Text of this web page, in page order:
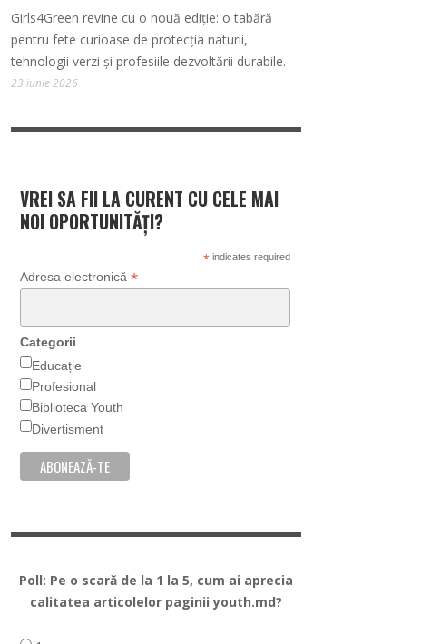
Girls4Green revine cu o nouă ediție: o tabără
pentru fete curioase de protecția naturii,
tehnologii verzi și profesiile dezvoltării durabile.
23 iunie 2026
VREI SA FII LA CURENT CU CELE MAI
NOI OPORTUNITĂȚI?
*indicates required
Adresa electronică *
Categorii
Educație
Profesional
Biblioteca Youth
Divertisment
Poll: Pe o scară de la 1 la 5, cum ai aprecia
calitatea articolelor paginii youth.md?